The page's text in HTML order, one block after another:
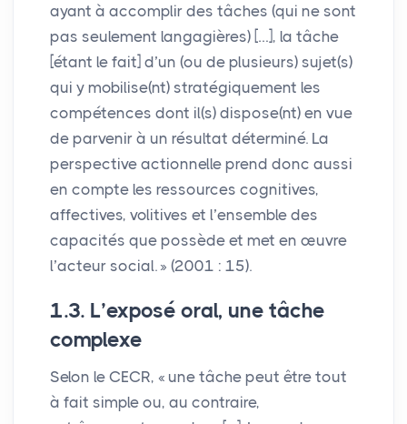
ayant à accomplir des tâches (qui ne sont
pas seulement langagières) […], la tâche
[étant le fait] d’un (ou de plusieurs) sujet(s)
qui y mobilise(nt) stratégiquement les
compétences dont il(s) dispose(nt) en vue
de parvenir à un résultat déterminé. La
perspective actionnelle prend donc aussi
en compte les ressources cognitives,
affectives, volitives et l’ensemble des
capacités que possède et met en œuvre
l’acteur social. » (2001 : 15).
1.3. L’exposé oral, une tâche
complexe
Selon le CECR, « une tâche peut être tout
à fait simple ou, au contraire,